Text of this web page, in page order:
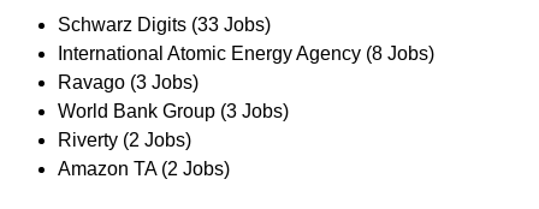
Schwarz Digits (33 Jobs)
International Atomic Energy Agency (8 Jobs)
Ravago (3 Jobs)
World Bank Group (3 Jobs)
Riverty (2 Jobs)
Amazon TA (2 Jobs)